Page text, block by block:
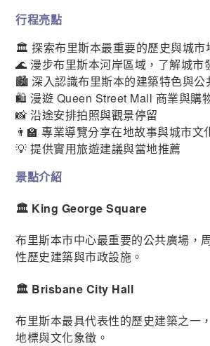
行程亮點
🏛️ 探索布里斯本最重要的歷史與城市
🌊 漫步布里斯本河岸區域，了解城市
🏙️ 深入認識布里斯本的建築特色與公
🛍️ 漫遊 Queen Street Mall 商業與購
📸 沿途安排拍照與觀景停留
👨‍🏫 專業導覽分享在地故事與城市文
💡 提供實用旅遊建議與當地推薦
景點介紹
🏛️ King George Square
布里斯本市中心最重要的公共廣場，
性歷史建築與市政設施。
🏛️ Brisbane City Hall
布里斯本最具代表性的歷史建築之一
地標與文化象徵。